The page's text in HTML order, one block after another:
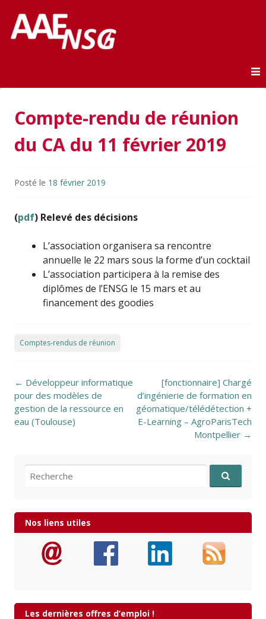
AAE-ENSG
Compte-rendu de réunion
du CA du 11 février 2019
Posté le 18 février 2019
(pdf) Relevé des décisions
L’association organisera sa rencontre
annuelle le 22 mars sous la forme d’un cocktail
L’association participera à la remise des
diplômes de l’ENSG le 15 mars et au
financement des goodies
Comptes-rendus de réunion
Post navigation
← Développeur informatique
pour des modèles de
gestion de la ressource en
eau (Toulouse)
[fonctionnaire] Chargé
d’ingénierie de formation en
géomatique/télédétection +
E-Learning – AgroParisTech
Montpellier →
Recherche pour:
Nos liens utiles
Les dernières offres d’emploi !